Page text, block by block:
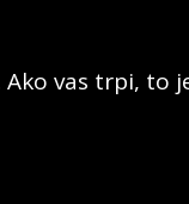
vas trpi, to